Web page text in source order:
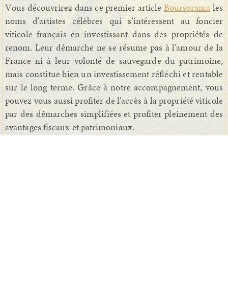
Vous découvrirez dans ce premier article Boursoramales
noms d'artistes célèbres qui s'intéressent au foncier
viticole français en investissant dans des propriétés de
renom. Leur démarche ne se résume pas à l'amour de la
France ni à leur volonté de sauvegarde du patrimoine,
mais constitue bien un investissement réfléchi et rentable
sur le long terme. Grâce à notre accompagnement, vous
pouvez vous aussi profiter de l'accès à la propriété viticole
par des démarches simplifiées et profiter pleinement des
avantages fiscaux et patrimoniaux.